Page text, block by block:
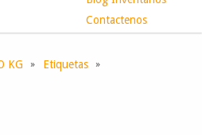
Contactenos
KG
Etiquetas